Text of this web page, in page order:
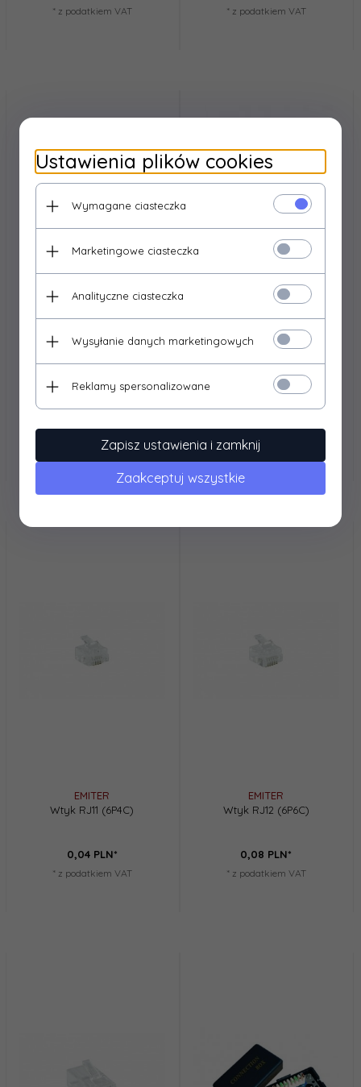
* z podatkiem VAT * z podatkiem VAT
EMITER
Wtyk RJ45 STP kat. 6
przelotowy uniwersalny
* z podatkiem VAT
EMITER
Zaślepka 1-modułowa
22,5x45mm
* z podatkiem VAT
EMITER
Wtyk RJ11 (6P4C)
0,04 PLN*
* z podatkiem VAT
EMITER
Wtyk RJ12 (6P6C)
0,08 PLN*
* z podatkiem VAT
Ustawienia plików cookies
Wymagane ciasteczka
Marketingowe ciasteczka
Analityczne ciasteczka
Wysyłanie danych marketingowych
Reklamy spersonalizowane
Zapisz ustawienia i zamknij
Zaakceptuj wszystkie